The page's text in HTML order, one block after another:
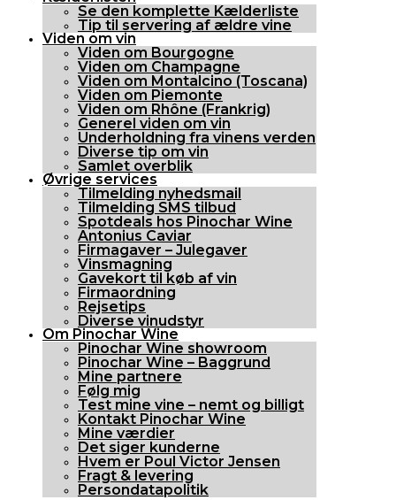
Se den komplette Kælderliste
Tip til servering af ældre vine
Viden om vin
Viden om Bourgogne
Viden om Champagne
Viden om Montalcino (Toscana)
Viden om Piemonte
Viden om Rhône (Frankrig)
Generel viden om vin
Underholdning fra vinens verden
Diverse tip om vin
Samlet overblik
Øvrige services
Tilmelding nyhedsmail
Tilmelding SMS tilbud
Spotdeals hos Pinochar Wine
Antonius Caviar
Firmagaver – Julegaver
Vinsmagning
Gavekort til køb af vin
Firmaordning
Rejsetips
Diverse vinudstyr
Om Pinochar Wine
Pinochar Wine showroom
Pinochar Wine – Baggrund
Mine partnere
Følg mig
Test mine vine – nemt og billigt
Kontakt Pinochar Wine
Mine værdier
Det siger kunderne
Hvem er Poul Victor Jensen
Fragt & levering
Persondatapolitik